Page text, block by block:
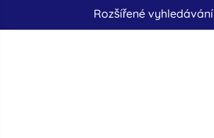
Rozšířené vyhledávání